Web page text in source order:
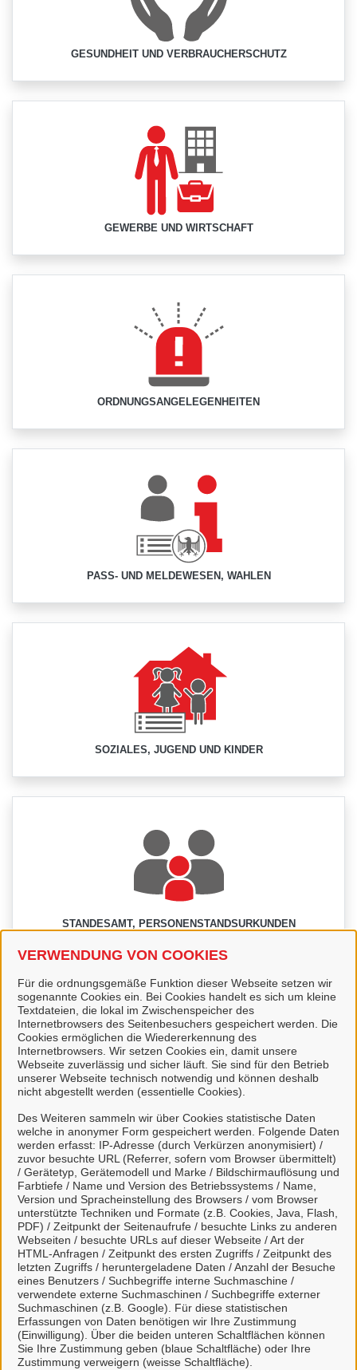
VERWENDUNG VON COOKIES
Für die ordnungsgemäße Funktion dieser Webseite setzen wir
sogenannte Cookies ein. Bei Cookies handelt es sich um kleine
Textdateien, die lokal im Zwischenspeicher des
Internetbrowsers des Seitenbesuchers gespeichert werden. Die
Cookies ermöglichen die Wiedererkennung des
Internetbrowsers. Wir setzen Cookies ein, damit unsere
Webseite zuverlässig und sicher läuft. Sie sind für den Betrieb
unserer Webseite technisch notwendig und können deshalb
nicht abgestellt werden (essentielle Cookies).
Des Weiteren sammeln wir über Cookies statistische Daten
welche in anonymer Form gespeichert werden. Folgende Daten
werden erfasst: IP-Adresse (durch Verkürzen anonymisiert) /
zuvor besuchte URL (Referrer, sofern vom Browser übermittelt)
/ Gerätetyp, Gerätemodell und Marke / Bildschirmauflösung und
Farbtiefe / Name und Version des Betriebssystems / Name,
Version und Spracheinstellung des Browsers / vom Browser
unterstützte Techniken und Formate (z.B. Cookies, Java, Flash,
PDF) / Zeitpunkt der Seitenaufrufe / besuchte Links zu anderen
Webseiten / besuchte URLs auf dieser Webseite / Art der
HTML-Anfragen / Zeitpunkt des ersten Zugriffs / Zeitpunkt des
letzten Zugriffs / heruntergeladene Daten / Anzahl der Besuche
eines Benutzers / Suchbegriffe interne Suchmaschine /
verwendete externe Suchmaschinen / Suchbegriffe externer
Suchmaschinen (z.B. Google). Für diese statistischen
Erfassungen von Daten benötigen wir Ihre Zustimmung
(Einwilligung). Über die beiden unteren Schaltflächen können
Sie Ihre Zustimmung geben (blaue Schaltfläche) oder Ihre
Zustimmung verweigern (weisse Schaltfläche).
GESUNDHEIT UND VERBRAUCHERSCHUTZ
GEWERBE UND WIRTSCHAFT
ORDNUNGSANGELEGENHEITEN
PASS- UND MELDEWESEN, WAHLEN
SOZIALES, JUGEND UND KINDER
STANDESAMT, PERSONENSTANDSURKUNDEN
STEUERN UND ABGABEN
UMWELT UND ABFALL